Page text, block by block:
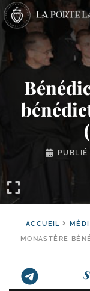
ACCUEIL
MONASTÈRE